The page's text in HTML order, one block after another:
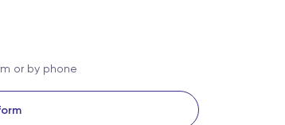
or by phone